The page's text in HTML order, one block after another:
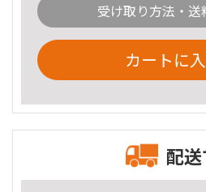
受け取り方法・送
カートに
配